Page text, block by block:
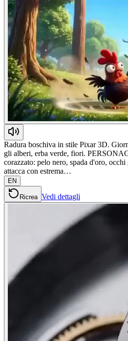
Radura boschiva in stile Pixar 3D.
gli alberi, erba verde, fiori.
corazzato: pelo nero, spada d'oro,
attacca con estrema…
EN
Ricrea Vedi dettagli